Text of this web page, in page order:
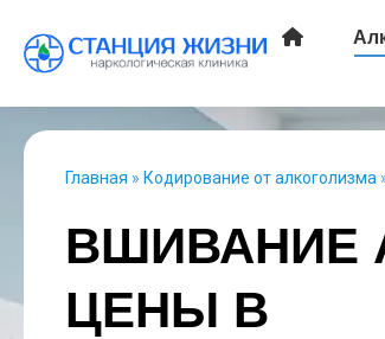
Главная » Кодирование от алкоголизма
ВШИВАНИЕ
ЦЕНЫ В